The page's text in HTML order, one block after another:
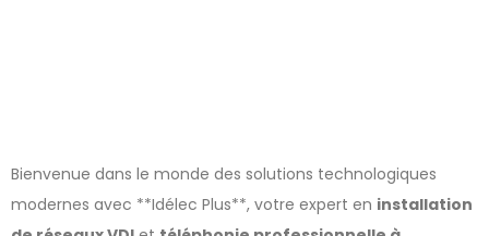
Bienvenue dans le monde des solutions technologiques
modernes avec **Idélec Plus**, votre expert en installation